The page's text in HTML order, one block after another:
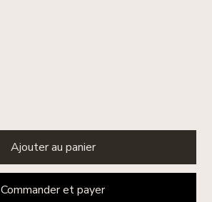
Ajouter au panier
Commander et payer